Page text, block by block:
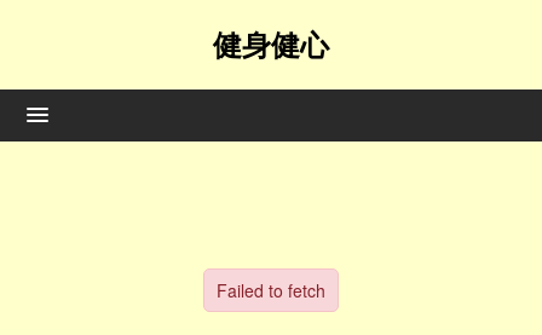
健身健心